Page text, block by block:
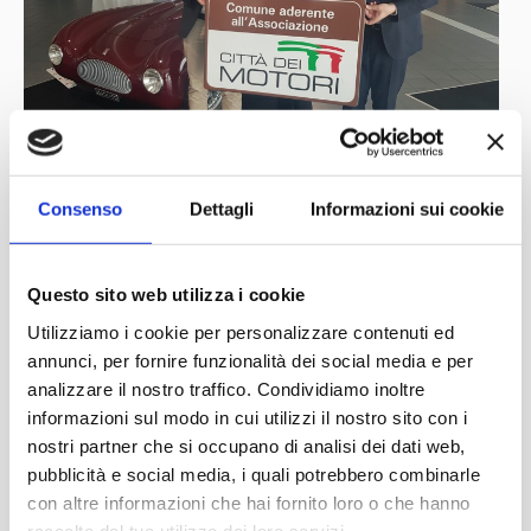
Consenso Dettagli Informazioni sui cookie
Questo sito web utilizza i cookie
Utilizziamo i cookie per personalizzare contenuti ed
annunci, per fornire funzionalità dei social media e per
analizzare il nostro traffico. Condividiamo inoltre
informazioni sul modo in cui utilizzi il nostro sito con i
nostri partner che si occupano di analisi dei dati web,
pubblicità e social media, i quali potrebbero combinarle
con altre informazioni che hai fornito loro o che hanno